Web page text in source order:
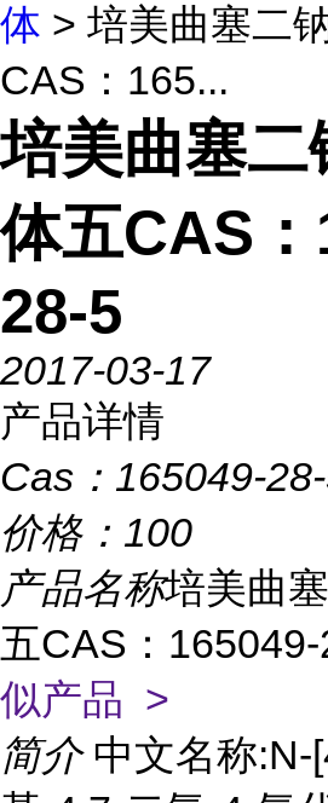
体 > 培美曲塞二
CAS：165...
培美曲塞二
体五CAS
28-5
2017-03-17
产品详情
Cas： 165049-
价格： 100
产品名称培美曲
五CAS：
似产品 >
简介 中文名称:N-